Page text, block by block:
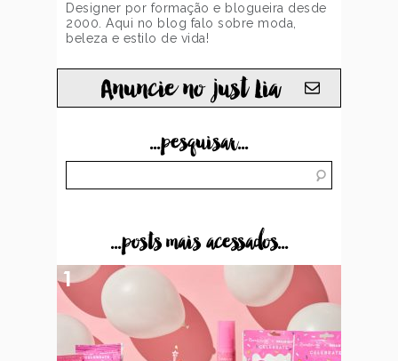
Designer por formação e blogueira desde
2000. Aqui no blog falo sobre moda,
beleza e estilo de vida!
Anuncie no just Lia
...pesquisar...
...posts mais acessados...
1